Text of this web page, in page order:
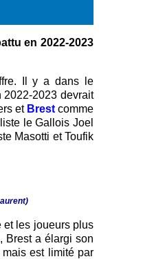
en 2022-2023
Il y a dans le
2022-2023 devrait
et Brestcomme
le Gallois Joel
Masotti et Toufik
et les joueurs plus
Brest a élargi son
est limité par